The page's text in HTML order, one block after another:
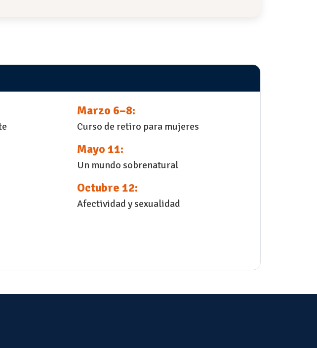
Marzo 6–8:
Curso de retiro para mujeres
Mayo 11:
Un mundo sobrenatural
Octubre 12:
Afectividad y sexualidad